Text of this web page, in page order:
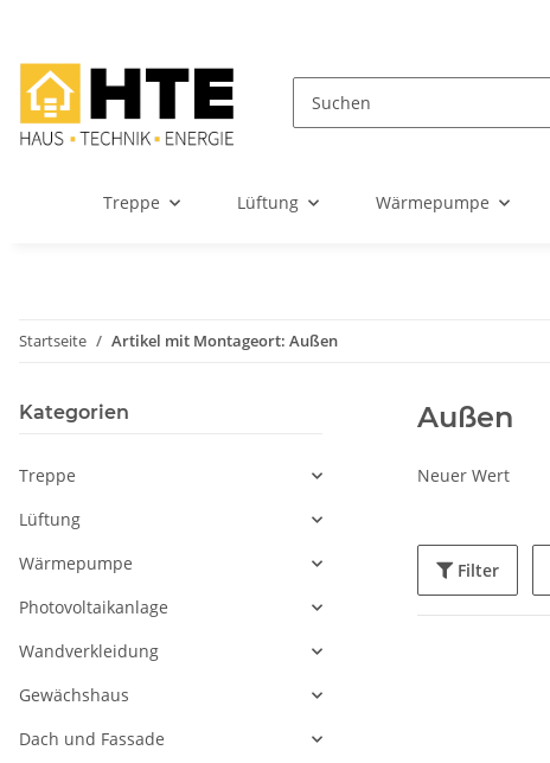
Treppe Lüftung Wärmepumpe
Startseite Artikel mit Montageort: Außen
Außen
Neuer Wert
Filter
Kategorien
Treppe
Lüftung
Wärmepumpe
Photovoltaikanlage
Wandverkleidung
Gewächshaus
Dach und Fassade